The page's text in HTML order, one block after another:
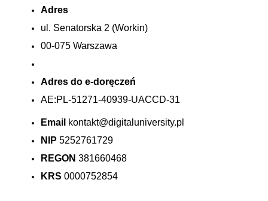
Adres
ul. Senatorska 2 (Workin)
00-075 Warszawa
Adres do e-doręczeń
AE:PL-51271-40939-UACCD-31
Email kontakt@digitaluniversity.pl
NIP 5252761729
REGON 381660468
KRS 0000752854